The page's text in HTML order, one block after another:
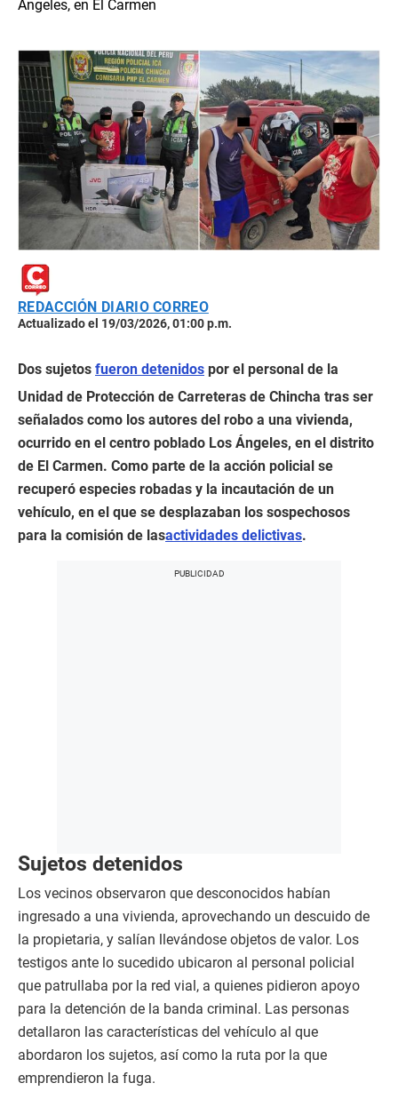
Ángeles, en El Carmen
REDACCIÓN DIARIO CORREO
Actualizado el 19/03/2026, 01:00 p.m.
Dos sujetos fueron detenidos por el personal de la
Unidad de Protección de Carreteras de Chincha tras ser
señalados como los autores del robo a una vivienda,
ocurrido en el centro poblado Los Ángeles, en el distrito
de El Carmen. Como parte de la acción policial se
recuperó especies robadas y la incautación de un
vehículo, en el que se desplazaban los sospechosos
para la comisión de lasactividades delictivas.
Sujetos detenidos
Los vecinos observaron que desconocidos habían
ingresado a una vivienda, aprovechando un descuido de
la propietaria, y salían llevándose objetos de valor. Los
testigos ante lo sucedido ubicaron al personal policial
que patrullaba por la red vial, a quienes pidieron apoyo
para la detención de la banda criminal. Las personas
detallaron las características del vehículo al que
abordaron los sujetos, así como la ruta por la que
emprendieron la fuga.